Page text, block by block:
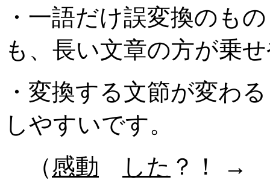
・一語だけ誤変換のも
も、長い文章の方が乗
・変換する文節が変わ
しやすいです。
（感動 した ？！ →